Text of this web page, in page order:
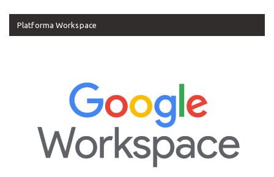
Platforma Workspace